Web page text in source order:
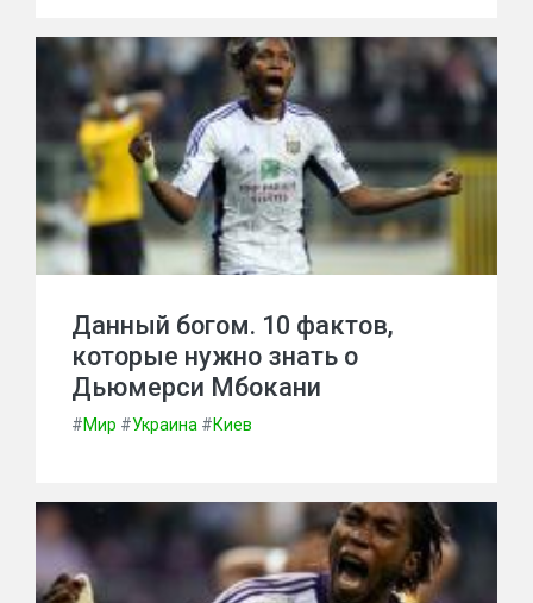
Данный богом. 10 фактов,
которые нужно знать о
Дьюмерси Мбокани
#Мир #Украина #Киев